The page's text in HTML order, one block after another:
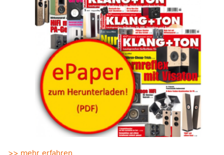
>> mehr erfahren